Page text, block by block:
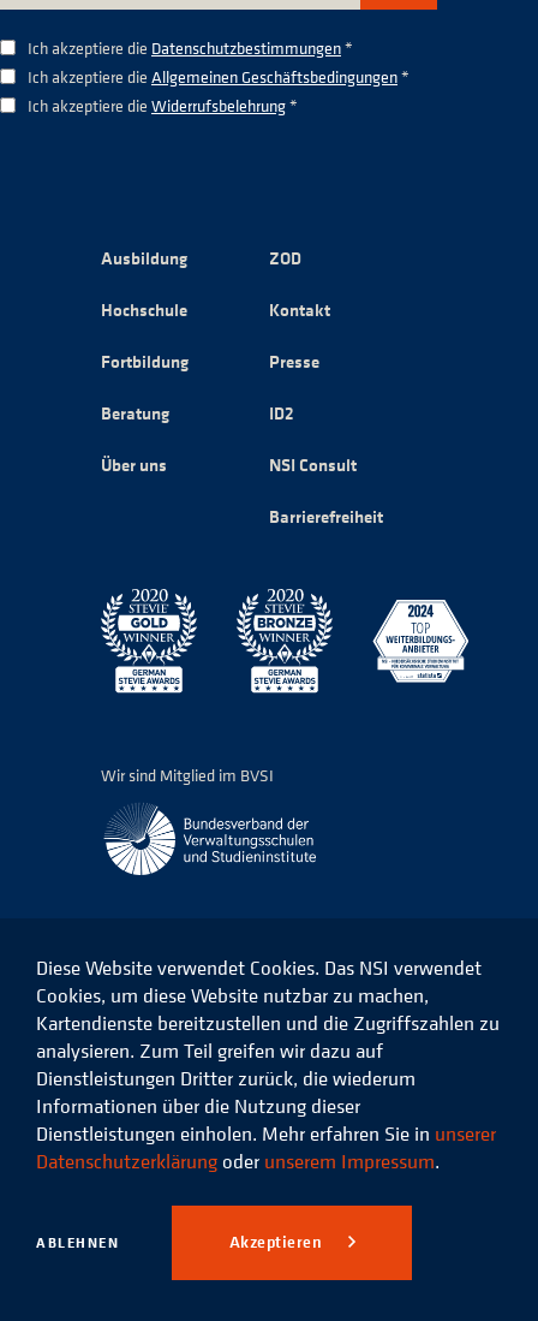
Ich akzeptiere die Datenschutzbestimmungen*
Ich akzeptiere die Allgemeinen Geschäftsbedingungen*
Ich akzeptiere die Widerrufsbelehrung*
Ausbildung
Hochschule
Fortbildung
Beratung
Über uns
ZOD
Kontakt
Presse
ID2
NSI Consult
Barrierefreiheit
Wir sind Mitglied im BVSI
Das
NSI
Facebook
Das
NSI
auf
LinkedIn
Das
NSI
auf
Instagram
Das
Xing
© 2026 Niedersächsisches
Studieninstitut für kommunale
Verwaltung e.V.
Datenschutz Impressum
Diese Website verwendet Cookies. Das NSI verwendet
Cookies, um diese Website nutzbar zu machen,
Kartendienste bereitzustellen und die Zugriffszahlen zu
analysieren. Zum Teil greifen wir dazu auf
Dienstleistungen Dritter zurück, die wiederum
Informationen über die Nutzung dieser
Dienstleistungen einholen. Mehr erfahren Sie in unserer
Datenschutzerklärung oder unserem Impressum.
ABLEHNEN Akzeptieren